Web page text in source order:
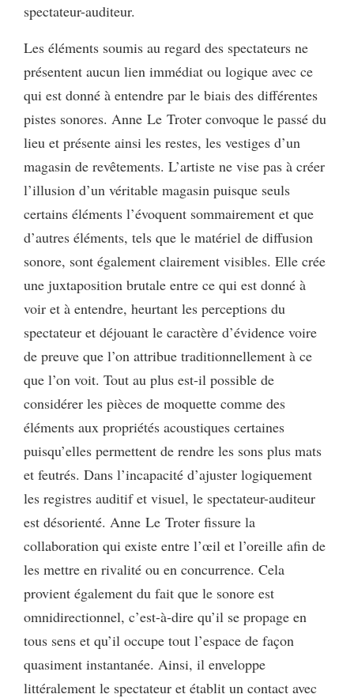
spectateur-auditeur.
Les éléments soumis au regard des spectateurs ne
présentent aucun lien immédiat ou logique avec ce
qui est donné à entendre par le biais des différentes
pistes sonores. Anne Le Troter convoque le passé du
lieu et présente ainsi les restes, les vestiges d’un
magasin de revêtements. L’artiste ne vise pas à créer
l’illusion d’un véritable magasin puisque seuls
certains éléments l’évoquent sommairement et que
d’autres éléments, tels que le matériel de diffusion
sonore, sont également clairement visibles. Elle crée
une juxtaposition brutale entre ce qui est donné à
voir et à entendre, heurtant les perceptions du
spectateur et déjouant le caractère d’évidence voire
de preuve que l’on attribue traditionnellement à ce
que l’on voit. Tout au plus est-il possible de
considérer les pièces de moquette comme des
éléments aux propriétés acoustiques certaines
puisqu’elles permettent de rendre les sons plus mats
et feutrés. Dans l’incapacité d’ajuster logiquement
les registres auditif et visuel, le spectateur-auditeur
est désorienté. Anne Le Troter fissure la
collaboration qui existe entre l’œil et l’oreille afin de
les mettre en rivalité ou en concurrence. Cela
provient également du fait que le sonore est
omnidirectionnel, c’est-à-dire qu’il se propage en
tous sens et qu’il occupe tout l’espace de façon
quasiment instantanée. Ainsi, il enveloppe
littéralement le spectateur et établit un contact avec